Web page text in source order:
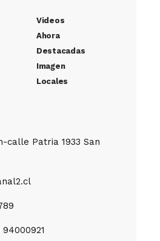
Videos
Ahora
Destacadas
Imagen
Locales
calle Patria 1933 San